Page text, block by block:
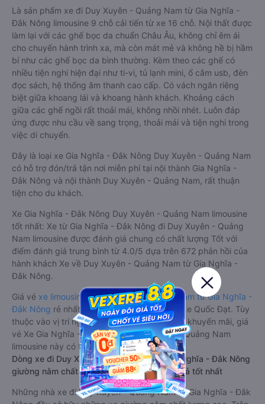
Là sản phẩm xe đi Duy Xuyên - Quảng Nam từ Gia Nghĩa -
Đắk Nông limousine 9 chỗ cải tiến từ xe 16 chỗ. Nội thất được
làm lại với các ghế bọc da chuẩn Châu Âu, không chỉ êm ái
cho chuyến hành trình xa, mà còn mát mẻ và không hề bị hầm
bí như các ghế bọc da bình thường. Kèm theo các ghế có
nhiều tiện nghi hiện đại như ti-vi, tủ lạnh mini, ổ cắm usb, đèn
đọc sách, hệ thống âm thanh cao cấp. Có vách ngăn riêng
biệt giữa khoang lái và khoang hành khách. Khoảng cách
giữa các ghế ngồi rất thoải mái, không nhồi nhét. Luôn đáp
ứng được nhu cầu về sang trọng, thoải mái và tiện nghi trong
việc di chuyển.
Đây là loại xe Gia Nghĩa - Đắk Nông Duy Xuyên - Quảng Nam
có hỗ trợ đón/trả tận nơi miễn phí tại nội thành Gia Nghĩa -
Đắk Nông và nội thành Duy Xuyên - Quảng Nam, rất thuận
tiện cho du khách.
Xe Gia Nghĩa - Đắk Nông Duy Xuyên - Quảng Nam limousine
tốt nhất: Xe từ Gia Nghĩa - Đắk Nông đi Duy Xuyên - Quảng
Nam limousine được đánh giá chung có chất lượng Tốt với
điểm đánh giá trung bình từ 4.0/5 dựa trên 672 phản hồi của
hành khách Xe về Duy Xuyên - Quảng Nam từ Gia Nghĩa -
Đắk Nông.
Giá vé xe limousine đi Duy Xuyên - Quảng Nam từ Gia Nghĩa -
Đắk Nông rẻ nhất là 500000VND của hãng xe Quốc Đạt. Tùy
thuộc vào vị trí ngồi của bạn và chương trình khuyến mãi, giá
vé Xe Gia Nghĩa - Đắk Nông đi Duy Xuyên - Quảng Nam
limousine này có thể sẽ rẻ hơn
Dòng xe đi Duy Xuyên - Quảng Nam từ Gia Nghĩa - Đắk Nông
giường nằm chất lượng cao: Thoải mái, giá cả tốt nhất
Những nhà xe đi Duy Xuyên - Quảng Nam từ Gia Nghĩa - Đắk